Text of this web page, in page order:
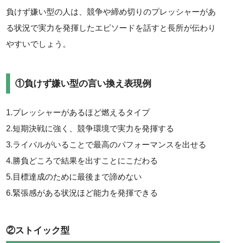
負けず嫌い型の人は、競争や締め切りのプレッシャーがあ
る状況で実力を発揮したエピソードを話すと長所が伝わり
やすいでしょう。
‌①負けず嫌い型の言い換え表現例
1.プレッシャーがあるほど燃えるタイプ
2.短期決戦に強く、競争環境で実力を発揮する
3.ライバルがいることで最高のパフォーマンスを出せる
4.勝負どころで結果を出すことにこだわる
5.目標達成のために最後まで諦めない
6.緊張感がある状況ほど能力を発揮できる
②ストイック型